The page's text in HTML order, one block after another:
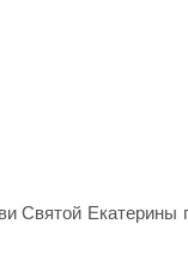
Святой